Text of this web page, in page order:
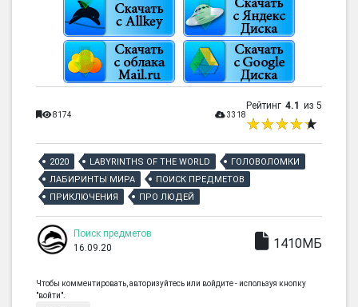
8174 3318
Рейтинг 4.1 из 5
2020 LABYRINTHS OF THE WORLD
ГОЛОВОЛОМКИ
ЛАБИРИНТЫ МИРА
ПОИСК ПРЕДМЕТОВ
ПРИКЛЮЧЕНИЯ
ПРО ЛЮДЕЙ
Поиск предметов
16.09.20
1410МБ
Чтобы комментировать, авторизуйтесь или войдите - используя кнопку
"войти".